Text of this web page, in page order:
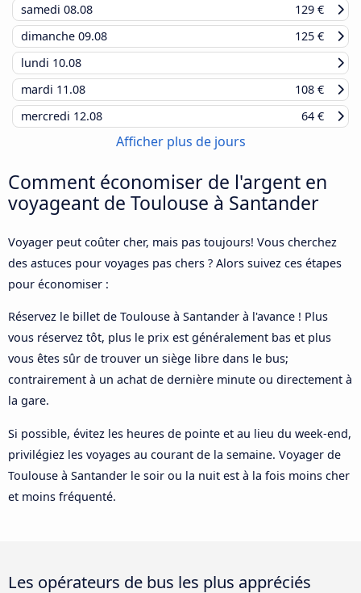
samedi 08.08
129 €
dimanche 09.08
125 €
lundi 10.08
mardi 11.08
108 €
mercredi 12.08 64 €
Afficher plus de jours
Comment économiser de l'argent en
voyageant de Toulouse à Santander
Voyager peut coûter cher, mais pas toujours! Vous cherchez
des astuces pour voyages pas chers ? Alors suivez ces étapes
pour économiser :
Réservez le billet de Toulouse à Santander à l'avance ! Plus
vous réservez tôt, plus le prix est généralement bas et plus
vous êtes sûr de trouver un siège libre dans le bus;
contrairement à un achat de dernière minute ou directement à
la gare.
Si possible, évitez les heures de pointe et au lieu du week-end,
privilégiez les voyages au courant de la semaine. Voyager de
Toulouse à Santander le soir ou la nuit est à la fois moins cher
et moins fréquenté.
Les opérateurs de bus les plus appréciés